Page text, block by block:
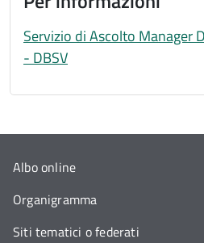
Servizio di Ascolto Manager
- DBSV
Albo online
Organigramma
Siti tematici o federati